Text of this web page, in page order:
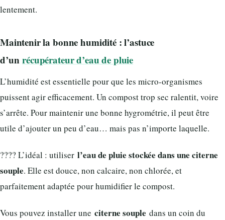
lentement.
Maintenir la bonne humidité : l’astuce
d’unrécupérateur d’eau de pluie
L’humidité est essentielle pour que les micro-organismes
puissent agir efficacement. Un compost trop sec ralentit, voire
s’arrête. Pour maintenir une bonne hygrométrie, il peut être
utile d’ajouter un peu d’eau… mais pas n’importe laquelle.
???? L’idéal : utiliser l’eau de pluie stockée dans une citerne
souple. Elle est douce, non calcaire, non chlorée, et
parfaitement adaptée pour humidifier le compost.
Vous pouvez installer une citerne souple dans un coin du